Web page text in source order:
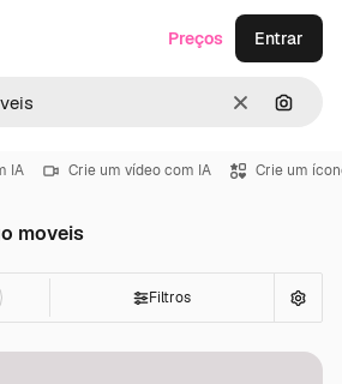
Limpar
Preços Entrar
IA Crie um vídeo com IA Crie um
moveis
Filtros